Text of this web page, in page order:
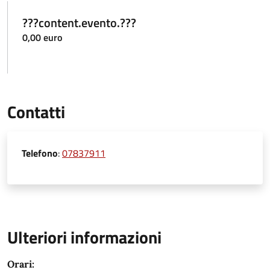
???content.evento.???
0,00 euro
Contatti
Telefono:07837911
Ulteriori informazioni
Orari: